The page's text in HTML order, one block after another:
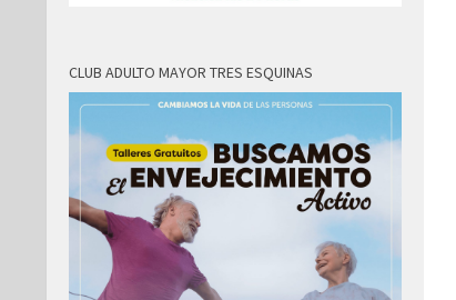
CLUB ADULTO MAYOR TRES ESQUINAS